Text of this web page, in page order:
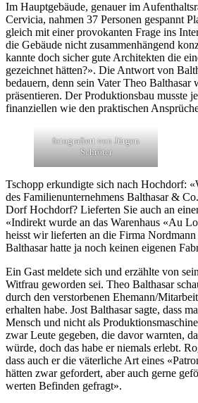
Im Hauptgebäude, genauer im
Cervicia, nahmen 37 Personen gespannt
gleich mit einer provokanten Frage ins
die Gebäude nicht zusammenhängend
kannte doch sicher gute Architekten die
gezeichnet hätten?». Die Antwort von
bedauern, denn sein Vater Theo
präsentieren. Der Produktionsbau musste
finanziellen wie den praktischen
fotografiert von Jürgen
Schröter
Tschopp erkundigte sich nach Hochdorf:
des Familienunternehmens Balthasar &
Dorf Hochdorf? Lieferten Sie auch an
«Indirekt wurde an das Warenhaus «Au
heisst wir lieferten an die Firma
Balthasar hatte ja noch keinen eigenen
Ein Gast meldete sich und erzählte von
Witfrau geworden sei. Theo Balthasar
durch den verstorbenen Ehemann/
erhalten habe. Jost Balthasar sagte, dass
Mensch und nicht als
zwar Leute gegeben, die davor warnten,
würde, doch das habe er niemals erlebt.
dass auch er die väterliche Art eines
hätten zwar gefordert, aber auch gerne
werten Befinden gefragt».